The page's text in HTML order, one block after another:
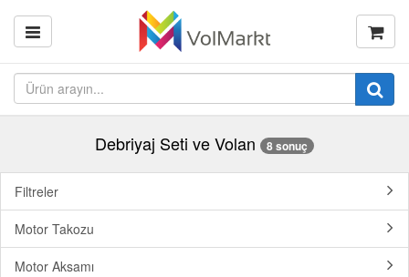
Debriyaj Seti ve Volan 8 sonuç
Filtreler
Motor Takozu
Motor Aksamı